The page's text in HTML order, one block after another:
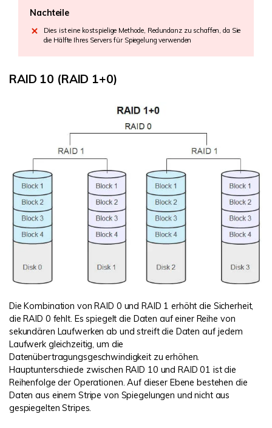
Nachteile
Dies ist eine kostspielige Methode, Redundanz zu schaffen, da Sie
die Hälfte Ihres Servers für Spiegelung verwenden
RAID 10 (RAID 1+0)
Die Kombination von RAID 0 und RAID 1 erhöht die Sicherheit,
die RAID 0 fehlt. Es spiegelt die Daten auf einer Reihe von
sekundären Laufwerken ab und streift die Daten auf jedem
Laufwerk gleichzeitig, um die
Datenübertragungsgeschwindigkeit zu erhöhen.
Hauptunterschiede zwischen RAID 10 und RAID 01 ist die
Reihenfolge der Operationen. Auf dieser Ebene bestehen die
Daten aus einem Stripe von Spiegelungen und nicht aus
gespiegelten Stripes.